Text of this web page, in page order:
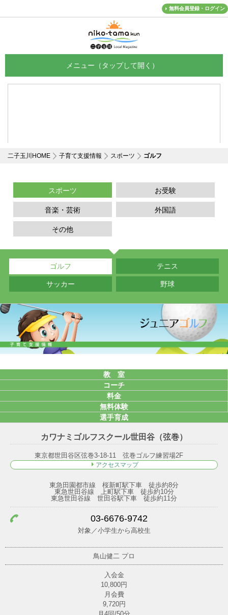
無料会員登録・ログイン
二子玉川HOME 子育て支援情報 スポーツ ゴルフ
スポーツ お受験
音楽・芸術 外国語
その他
ゴルフ テニス
サッカー 野球
教 室
コーチ
料金
無料体験
選手育成
カワナミゴルフスクール世田谷（弦巻）
東京都世田谷区弦巻3-18-11 弦巻ゴルフ練習場2F
アクセスマップ
東急田園都市線 桜新町駅下車 徒歩約8分
東急世田谷線 上町駅下車 徒歩約10分
東急世田谷線 世田谷駅下車 徒歩約11分
03-6676-9742
対象／小学生から高校生
鳥山健二 プロ
入会金
10,800円
月会費
9,720円
月4回/50分
メニュー